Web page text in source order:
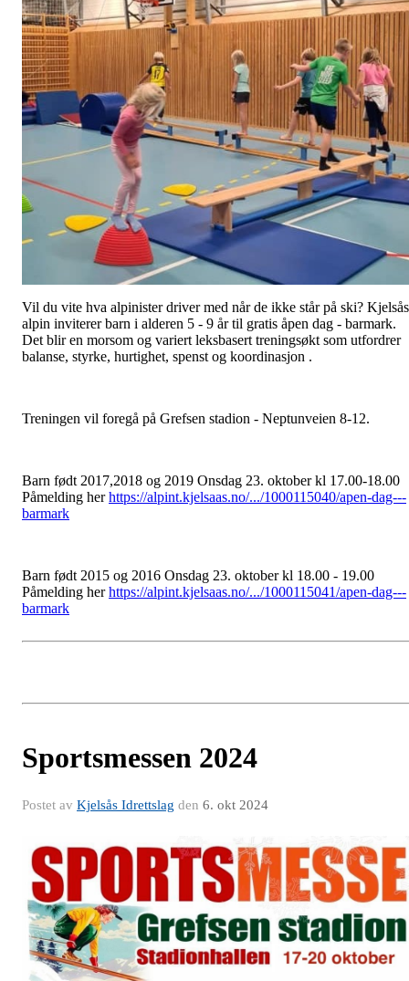
Vil du vite hva alpinister driver med når de ikke står på ski? Kjelsås
alpin inviterer barn i alderen 5 - 9 år til gratis åpen dag - barmark.
Det blir en morsom og variert leksbasert treningsøkt som utfordrer
balanse, styrke, hurtighet, spenst og koordinasjon .
Treningen vil foregå på Grefsen stadion - Neptunveien 8-12.
Barn født 2017,2018 og 2019 Onsdag 23. oktober kl 17.00-18.00
Påmelding herhttps://alpint.kjelsaas.no/.../1000115040/apen-dag---
barmark
Barn født 2015 og 2016 Onsdag 23. oktober kl 18.00 - 19.00
Påmelding herhttps://alpint.kjelsaas.no/.../1000115041/apen-dag---
barmark
Sportsmessen 2024
Postet av Kjelsås Idrettslag den 6. okt 2024